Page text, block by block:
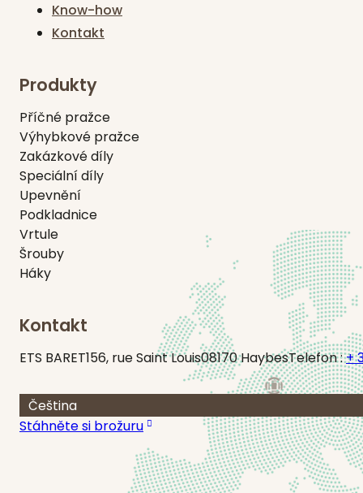
Know-how
Kontakt
Produkty
Příčné pražce
Výhybkové pražce
Zakázkové díly
Speciální díly
Upevnění
Podkladnice
Vrtule
Šrouby
Háky
Kontakt
ETS BARET156, rue Saint Louis08170 HaybesTelefon :+
Čeština
Stáhněte si brožuru